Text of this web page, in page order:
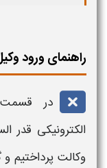
راهنمای ورود
در
الکترونیکی قدر
وکالت پرداختیم